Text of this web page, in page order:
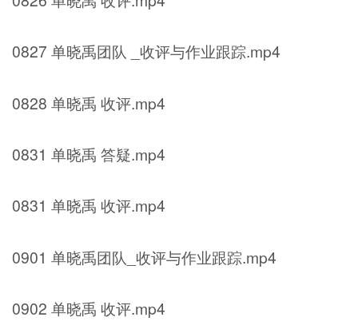
0827 单晓禹团队 _收评与作业跟踪.mp4
0828 单晓禹 收评.mp4
0831 单晓禹 答疑.mp4
0831 单晓禹 收评.mp4
0901 单晓禹团队_收评与作业跟踪.mp4
0902 单晓禹 收评.mp4